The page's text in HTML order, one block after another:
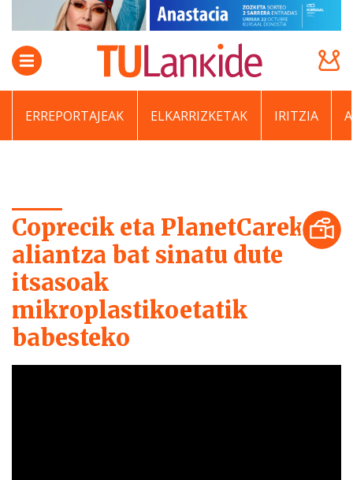
ERREPORTAJEAK ELKARRIZKETAK IRITZIA
Coprecik eta PlanetCarek
aliantza bat sinatu dute
itsasoak
mikroplastikoetatik
babesteko